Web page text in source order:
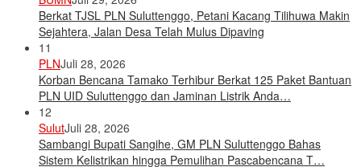
Berkat TJSL PLN Suluttenggo, Petani Kacang Tilihuwa Makin
Sejahtera, Jalan Desa Telah Mulus Dipaving
11
PLNJuli 28, 2026
Korban Bencana Tamako Terhibur Berkat 125 Paket Bantuan
PLN UID Suluttenggo dan Jaminan Listrik Anda…
12
SulutJuli 28, 2026
Sambangi Bupati Sangihe, GM PLN Suluttenggo Bahas
Sistem Kelistrikan hingga Pemulihan Pascabencana T…